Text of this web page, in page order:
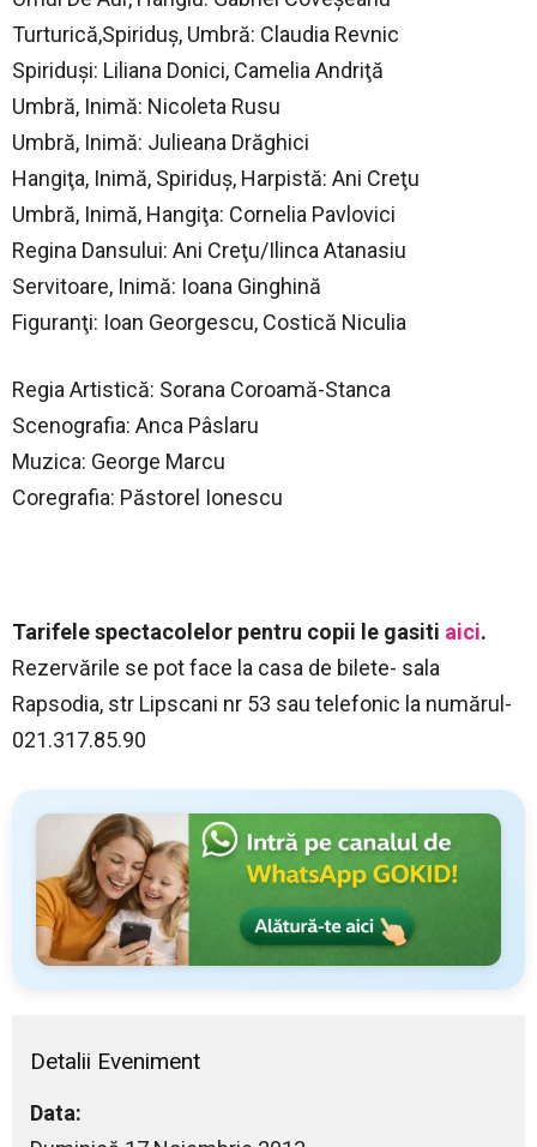
Turturică,Spiriduş, Umbră: Claudia Revnic
Spiriduşi: Liliana Donici, Camelia Andriţă
Umbră, Inimă: Nicoleta Rusu
Umbră, Inimă: Julieana Drăghici
Hangiţa, Inimă, Spiriduş, Harpistă: Ani Creţu
Umbră, Inimă, Hangiţa: Cornelia Pavlovici
Regina Dansului: Ani Creţu/Ilinca Atanasiu
Servitoare, Inimă: Ioana Ginghină
Figuranţi: Ioan Georgescu, Costică Niculia
Regia Artistică: Sorana Coroamă-Stanca
Scenografia: Anca Pâslaru
Muzica: George Marcu
Coregrafia: Păstorel Ionescu
Tarifele spectacolelor pentru copii le gasiti aici.
Rezervările se pot face la casa de bilete- sala
Rapsodia, str Lipscani nr 53 sau telefonic la numărul-
021.317.85.90
Detalii Eveniment
Data: